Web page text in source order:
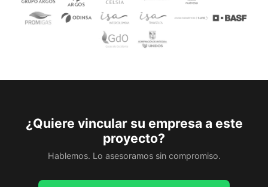
¿Quiere vincular su empresa a este
proyecto?
Hablemos. Lo asesoramos sin compromiso.